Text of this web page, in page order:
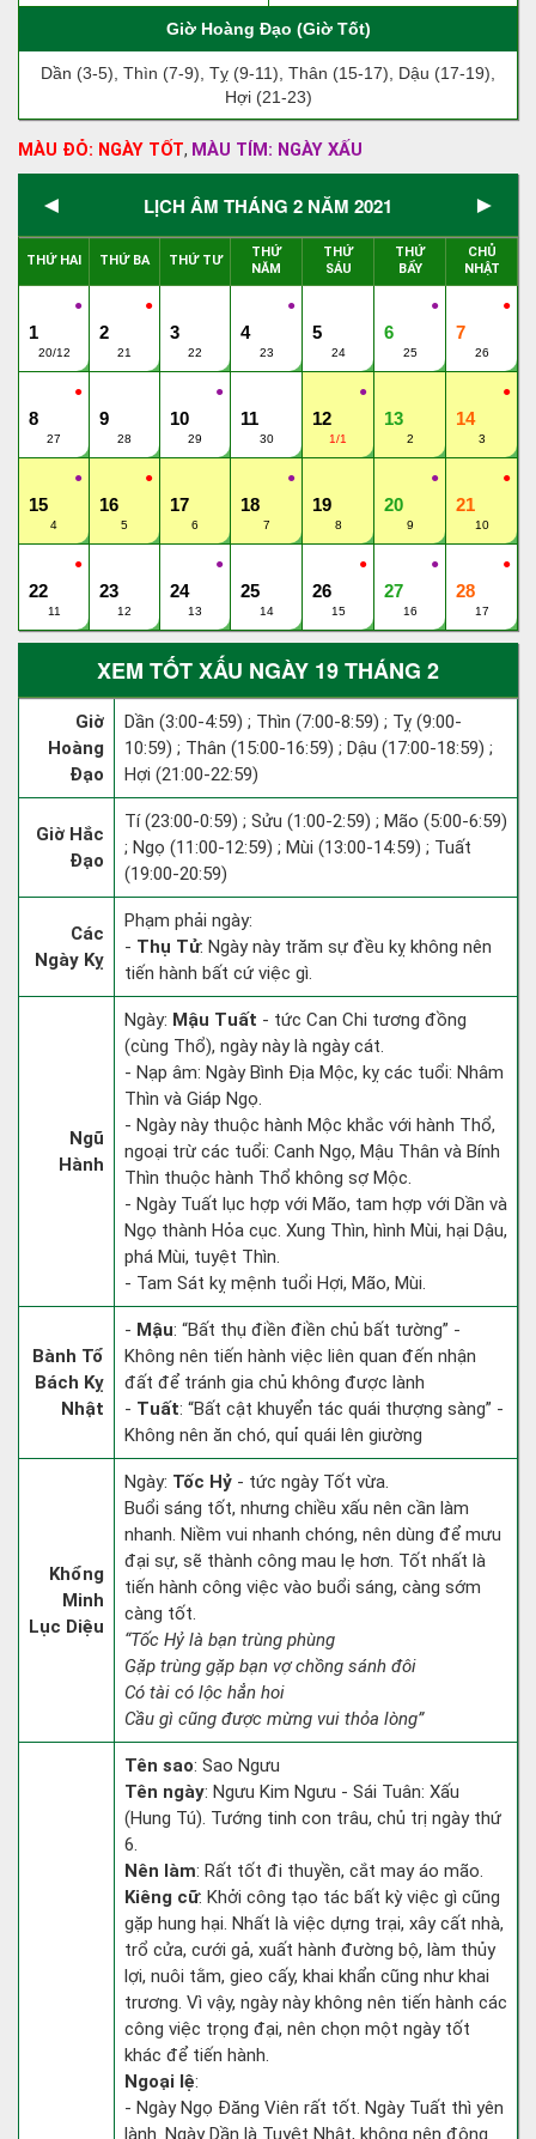
Giờ Hoàng Đạo (Giờ Tốt)
Dần (3-5), Thìn (7-9), Tỵ (9-11), Thân (15-17), Dậu (17-19),
Hợi (21-23)
MÀU ĐỎ: NGÀY TỐT, MÀU TÍM: NGÀY XẤU
◄ LỊCH ÂM THÁNG 2 NĂM 2021 ►
THỨ HAI THỨ BA THỨ TƯ
THỨ
NĂM
THỨ
SÁU
THỨ
BẨY
CHỦ
NHẬT
●
1
20/12
●
2
21
3
22
●
4
23
5
24
●
6
25
●
7
26
●
8
27
9
28
●
10
29
11
30
●
12
1/1
13
2
●
14
3
●
15
4
●
16
5
17
6
●
18
7
19
8
●
20
9
●
21
10
●
22
11
23
12
●
24
13
25
14
●
26
15
●
27
16
●
28
17
XEM TỐT XẤU NGÀY 19 THÁNG 2
Giờ
Hoàng
Đạo
Dần (3:00-4:59) ; Thìn (7:00-8:59) ; Tỵ (9:00-
10:59) ; Thân (15:00-16:59) ; Dậu (17:00-18:59) ;
Hợi (21:00-22:59)
Giờ Hắc
Đạo
Tí (23:00-0:59) ; Sửu (1:00-2:59) ; Mão (5:00-6:59)
; Ngọ (11:00-12:59) ; Mùi (13:00-14:59) ; Tuất
(19:00-20:59)
Các
Ngày Kỵ
Phạm phải ngày:
- Thụ Tử: Ngày này trăm sự đều kỵ không nên
tiến hành bất cứ việc gì.
Ngũ
Hành
Ngày: Mậu Tuất - tức Can Chi tương đồng
(cùng Thổ), ngày này là ngày cát.
- Nạp âm: Ngày Bình Địa Mộc, kỵ các tuổi: Nhâm
Thìn và Giáp Ngọ.
- Ngày này thuộc hành Mộc khắc với hành Thổ,
ngoại trừ các tuổi: Canh Ngọ, Mậu Thân và Bính
Thìn thuộc hành Thổ không sợ Mộc.
- Ngày Tuất lục hợp với Mão, tam hợp với Dần và
Ngọ thành Hỏa cục. Xung Thìn, hình Mùi, hại Dậu,
phá Mùi, tuyệt Thìn.
- Tam Sát kỵ mệnh tuổi Hợi, Mão, Mùi.
Bành Tổ
Bách Kỵ
Nhật
- Mậu: “Bất thụ điền điền chủ bất tường” -
Không nên tiến hành việc liên quan đến nhận
đất để tránh gia chủ không được lành
- Tuất: “Bất cật khuyển tác quái thượng sàng” -
Không nên ăn chó, quỉ quái lên giường
Khổng
Minh
Lục Diệu
Ngày: Tốc Hỷ - tức ngày Tốt vừa.
Buổi sáng tốt, nhưng chiều xấu nên cần làm
nhanh. Niềm vui nhanh chóng, nên dùng để mưu
đại sự, sẽ thành công mau lẹ hơn. Tốt nhất là
tiến hành công việc vào buổi sáng, càng sớm
càng tốt.
“Tốc Hỷ là bạn trùng phùng
Gặp trùng gặp bạn vợ chồng sánh đôi
Có tài có lộc hẳn hoi
Cầu gì cũng được mừng vui thỏa lòng”
Tên sao: Sao Ngưu
Tên ngày: Ngưu Kim Ngưu - Sái Tuân: Xấu
(Hung Tú). Tướng tinh con trâu, chủ trị ngày thứ
6.
Nên làm: Rất tốt đi thuyền, cắt may áo mão.
Kiêng cữ: Khởi công tạo tác bất kỳ việc gì cũng
gặp hung hại. Nhất là việc dựng trại, xây cất nhà,
trổ cửa, cưới gả, xuất hành đường bộ, làm thủy
lợi, nuôi tằm, gieo cấy, khai khẩn cũng như khai
trương. Vì vậy, ngày này không nên tiến hành các
công việc trọng đại, nên chọn một ngày tốt
khác để tiến hành.
Ngoại lệ:
- Ngày Ngọ Đăng Viên rất tốt. Ngày Tuất thì yên
lành. Ngày Dần là Tuyệt Nhật, không nên động